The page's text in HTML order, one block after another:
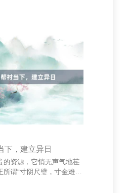
高尔基的名言，强调了竹
娴雅发展中的首要作用。
像蜜蜂采蜜，既要有广
句话形象地比方了阅读应
意会。 爱迪生曾说：“天
加百分之九十九的汗水。”
下，建立异日
的资源，它悄无声气地荏
谓“寸阴尺璧，寸金难买